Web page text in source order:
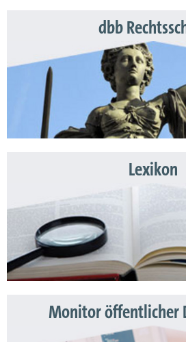
dbb
Lexikon
Monitor öffentlicher